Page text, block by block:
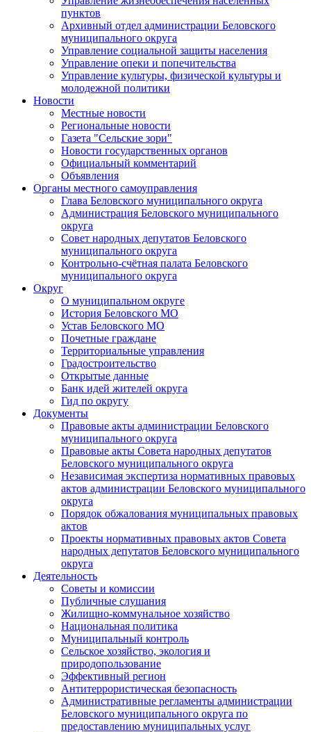
пунктов
Архивный отдел администрации Беловского
муниципального округа
Управление социальной защиты населения
Управление опеки и попечительства
Управление культуры, физической культуры и
молодежной политики
Новости
Местные новости
Региональные новости
Газета "Сельские зори"
Новости государственных органов
Официальный комментарий
Объявления
Органы местного самоуправления
Глава Беловского муниципального округа
Администрация Беловского муниципального
округа
Совет народных депутатов Беловского
муниципального округа
Контрольно-счётная палата Беловского
муниципального округа
Округ
О муниципальном округе
История Беловского МО
Устав Беловского МО
Почетные граждане
Территориальные управления
Градостроительство
Открытые данные
Банк идей жителей округа
Гид по округу
Документы
Правовые акты администрации Беловского
муниципального округа
Правовые акты Совета народных депутатов
Беловского муниципального округа
Независимая экспертиза нормативных правовых
актов администрации Беловского муниципального
округа
Порядок обжалования муниципальных правовых
актов
Проекты нормативных правовых актов Совета
народных депутатов Беловского муниципального
округа
Деятельность
Советы и комиссии
Публичные слушания
Жилищно-коммунальное хозяйство
Национальная политика
Муниципальный контроль
Сельское хозяйство, экология и
природопользование
Эффективный регион
Антитеррористическая безопасность
Административные регламенты администрации
Беловского муниципального округа по
предоставлению муниципальных услуг